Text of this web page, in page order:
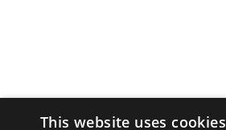
This website uses cookies